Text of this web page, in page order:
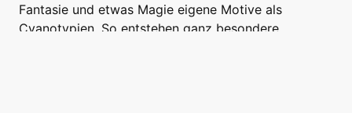
Fantasie und etwas Magie eigene Motive als
Cyanotypien. So entstehen ganz besondere